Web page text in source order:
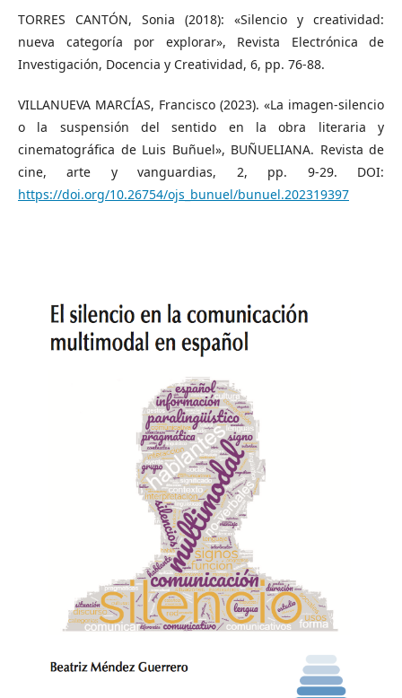
TORRES CANTÓN, Sonia (2018): «Silencio y creatividad:
nueva categoría por explorar», Revista Electrónica de
Investigación, Docencia y Creatividad, 6, pp. 76-88.
VILLANUEVA MARCÍAS, Francisco (2023). «La imagen-silencio
o la suspensión del sentido en la obra literaria y
cinematográfica de Luis Buñuel», BUÑUELIANA. Revista de
cine, arte y vanguardias, 2, pp. 9-29. DOI:
https://doi.org/10.26754/ojs_bunuel/bunuel.202319397